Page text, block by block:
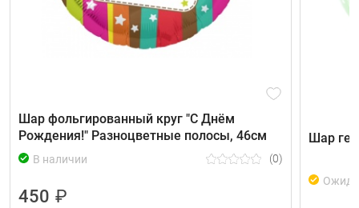
Шар фольгированный круг "С Днём
Рождения!" Разноцветные полосы, 46см
В наличии (0)
450 ₽
Шар